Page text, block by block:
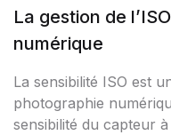
La gestion de
numérique
La sensibilité ISO est
photographie
sensibilité du capteur